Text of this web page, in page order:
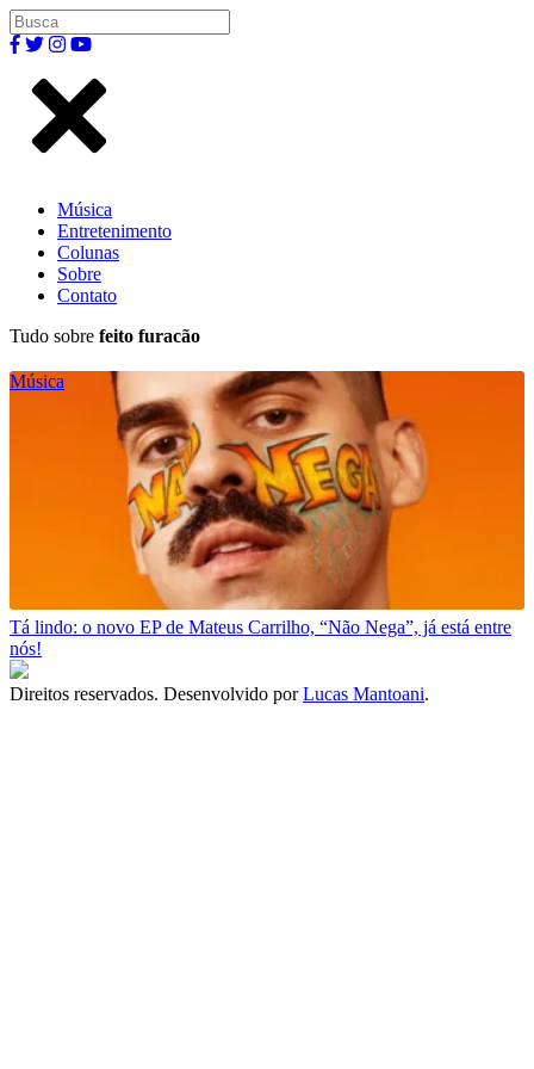
Música
Entretenimento
Colunas
Sobre
Contato
Tudo sobre feito furacão
Música
Tá lindo: o novo EP de Mateus Carrilho, “Não Nega”, já está entre
nós!
Direitos reservados. Desenvolvido porLucas Mantoani.